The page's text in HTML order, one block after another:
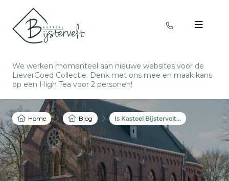
We werken momenteel aan nieuwe websites voor de
LieverGoed Collectie. Denk met ons mee en maak kans
op een High Tea voor 2 personen!
Home Blog Is Kasteel Bijstervelt de perfecte locatie voor jullie chique bruiloft? Ontdek het tijdens onze inspiratieavond!